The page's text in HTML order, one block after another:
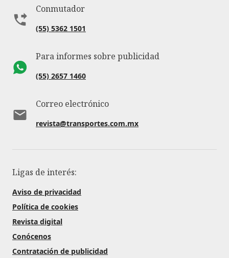
Conmutador
(55) 5362 1501
Para informes sobre publicidad
(55) 2657 1460
Correo electrónico
revista@transportes.com.mx
Ligas de interés:
Aviso de privacidad
Política de cookies
Revista digital
Conócenos
Contratación de publicidad